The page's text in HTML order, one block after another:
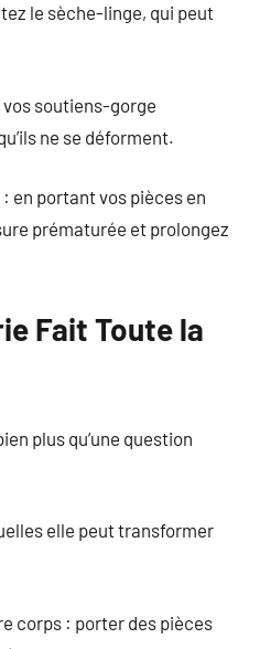
le sèche-linge, qui peut
vos soutiens-gorge
ne se déforment.
en portant vos pièces en
prématurée et prolongez
Fait Toute la
plus qu’une question
elle peut transformer
corps : porter des pièces